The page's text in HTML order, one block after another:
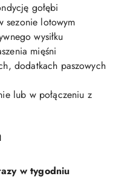
gołębi
sezonie lotowym
wysiłku
mięśni
dodatkach paszowych
lub w połączeniu z
w tygodniu